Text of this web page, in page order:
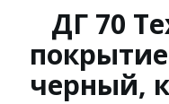
ДГ 70
черный,